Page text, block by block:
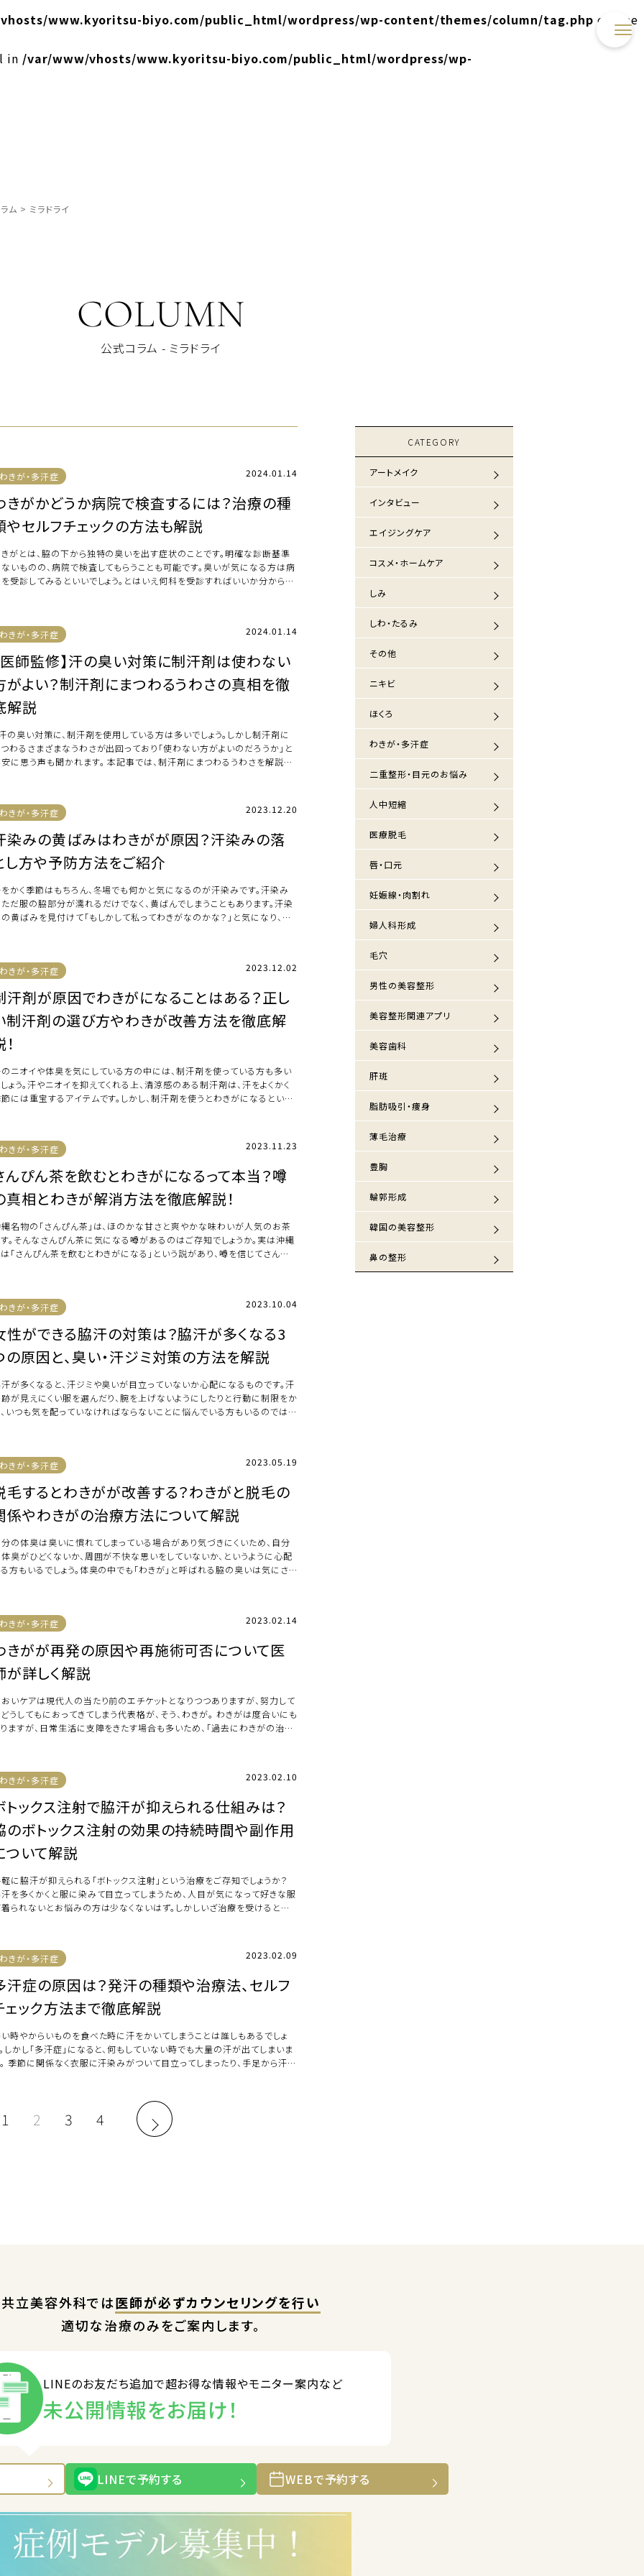
www.kyoritsu-biyo.com/public_html/wordpress/wp-content/themes/column/tag.php on line
in /var/www/vhosts/www.kyoritsu-biyo.com/public_html/wordpress/wp-
ム > ミラドライ
COLUMN
公式コラム - ミラドライ
わきが・多汗症 2024.01.14
きがかどうか病院で検査するには？治療の種
やセルフチェックの方法も解説
がとは、脇の下から独特の臭いを出す症状のことです。明確な診断基準
いものの、病院で検査してもらうことも可能です。臭いが気になる方は病
受診してみるといいでしょう。とはいえ何科を受診すればいいか分からな
わきが・多汗症 2024.01.14
医師監修】汗の臭い対策に制汗剤は使わない
がよい？制汗剤にまつわるうわさの真相を徹
解説
臭い対策に、制汗剤を使用している方は多いでしょう。しかし制汗剤に
わるさまざまなうわさが出回っており「使わない方がよいのだろうか」と
に思う声も聞かれます。 本記事では、制汗剤にまつわるうわさを解説
わきが・多汗症 2023.12.20
染みの黄ばみはわきがが原因？汗染みの落
し方や予防方法をご紹介
かく季節はもちろん、冬場でも何かと気になるのが汗染みです。汗染み
だ服の脇部分が濡れるだけでなく、黄ばんでしまうこともあります。汗染
黄ばみを見付けて「もしかして私ってわきがなのかな？」と気になり、本
わきが・多汗症 2023.12.02
汗剤が原因でわきがになることはある？正し
制汗剤の選び方やわきが改善方法を徹底解
ニオイや体臭を気にしている方の中には、制汗剤を使っている方も多い
ょう。汗やニオイを抑えてくれる上、清涼感のある制汗剤は、汗をよくかく
には重宝するアイテムです。しかし、制汗剤を使うとわきがになるという
わきが・多汗症 2023.11.23
んぴん茶を飲むとわきがになるって本当？噂
真相とわきが解消方法を徹底解説！
名物の「さんぴん茶」は、ほのかな甘さと爽やかな味わいが人気のお茶
。そんなさんぴん茶に気になる噂があるのはご存知でしょうか。実は沖縄
「さんぴん茶を飲むとわきがになる」という説があり、噂を信じてさんぴ
わきが・多汗症 2023.10.04
性ができる脇汗の対策は？脇汗が多くなる3
の原因と、臭い・汗ジミ対策の方法を解説
が多くなると、汗ジミや臭いが目立っていないか心配になるものです。汗
が見えにくい服を選んだり、腕を上げないようにしたりと行動に制限をか
いつも気を配っていなければならないことに悩んでいる方もいるのではな
わきが・多汗症 2023.05.19
毛するとわきがが改善する？わきがと脱毛の
係やわきがの治療方法について解説
の体臭は臭いに慣れてしまっている場合があり気づきにくいため、自分
臭がひどくないか、周囲が不快な思いをしていないか、というように心配
方もいるでしょう。体臭の中でも「わきが」と呼ばれる脇の臭いは気にさ
わきが・多汗症 2023.02.14
きがが再発の原因や再施術可否について医
が詳しく解説
いケアは現代人の当たり前のエチケットとなりつつありますが、努力して
うしてもにおってきてしまう代表格が、そう、わきが。 わきがは度合いにも
ますが、日常生活に支障をきたす場合も多いため、「過去にわきがの治療
わきが・多汗症 2023.02.10
トックス注射で脇汗が抑えられる仕組みは？
のボトックス注射の効果の持続時間や副作用
ついて解説
に脇汗が抑えられる「ボトックス注射」という治療をご存知でしょうか？
を多くかくと服に染みて目立ってしまうため、人目が気になって好きな服
られないとお悩みの方は少なくないはず。しかしいざ治療を受けるとな
わきが・多汗症 2023.02.09
汗症の原因は？発汗の種類や治療法、セルフ
ェック方法まで徹底解説
時やからいものを食べた時に汗をかいてしまうことは誰しもあるでしょ
しかし「多汗症」になると、何もしていない時でも大量の汗が出てしまいま
季節に関係なく衣服に汗染みがついて目立ってしまったり、手足から汗が
1 2 3 4
CATEGORY
アートメイク
インタビュー
エイジングケア
コスメ・ホームケア
しみ
しわ・たるみ
その他
ニキビ
ほくろ
わきが・多汗症
二重整形・目元のお悩み
人中短縮
医療脱毛
唇・口元
妊娠線・肉割れ
婦人科形成
毛穴
男性の美容整形
美容整形関連アプリ
美容歯科
肝斑
脂肪吸引・痩身
薄毛治療
豊胸
輪郭形成
韓国の美容整形
鼻の整形
共立美容外科では医師が必ずカウンセリングを行い
適切な治療のみをご案内します。
LINEのお友だち追加で超お得な情報やモニター案内など
未公開情報をお届け！
LINEで予約する WEBで予約する